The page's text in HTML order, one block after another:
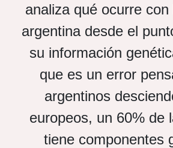
analiza qué ocurre con
argentina desde el
su información
que es un error
argentinos
europeos, un 60% de
tiene componentes